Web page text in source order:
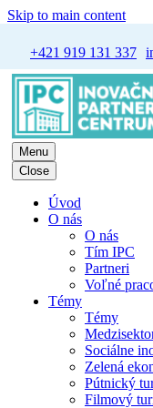
Skip to main content
+421 919 131 337
Menu
Close
Úvod
O nás
O nás
Tím IPC
Partneri
Voľné
Témy
Témy
Sociálne
Zelená
Pútnický
Filmový